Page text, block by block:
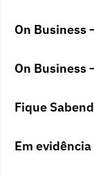
On Business
On Business
Fique
Em